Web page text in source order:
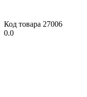
Код товара 27006
0.0